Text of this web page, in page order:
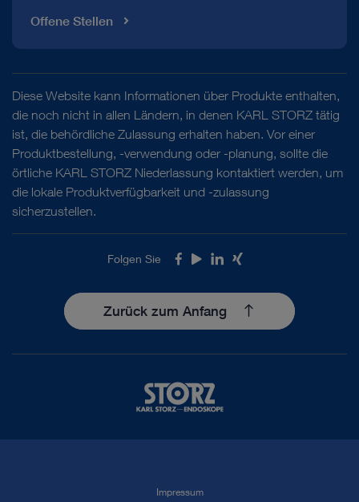
Offene Stellen
Diese Website kann Informationen über Produkte enthalten,
die noch nicht in allen Ländern, in denen KARL STORZ tätig
ist, die behördliche Zulassung erhalten haben. Vor einer
Produktbestellung, -verwendung oder -planung, sollte die
örtliche KARL STORZ Niederlassung kontaktiert werden, um
die lokale Produktverfügbarkeit und -zulassung
sicherzustellen.
Folgen Sie Facebook
Youtube
LinkedIn
Xing
Zurück zum Anfang
Impressum